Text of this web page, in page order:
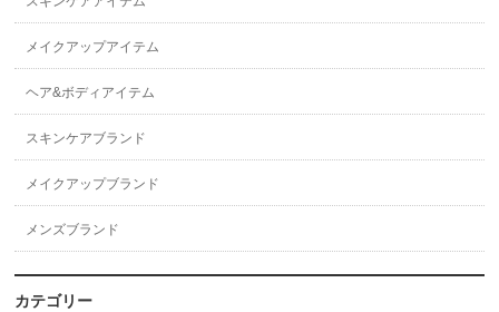
メイクアップアイテム
ヘア&ボディアイテム
スキンケアブランド
メイクアップブランド
メンズブランド
カテゴリー